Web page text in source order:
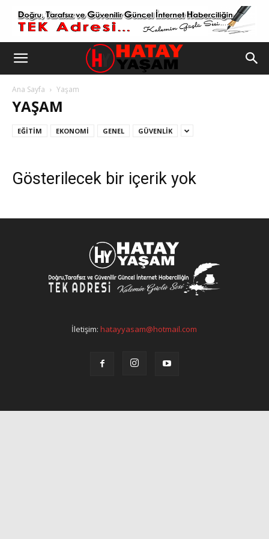
Ana Sayfa Yaşam
YAŞAM
EĞITIM EKONOMI GENEL GÜVENLIK
Gösterilecek bir içerik yok
İletişim:hatayyasam@hotmail.com